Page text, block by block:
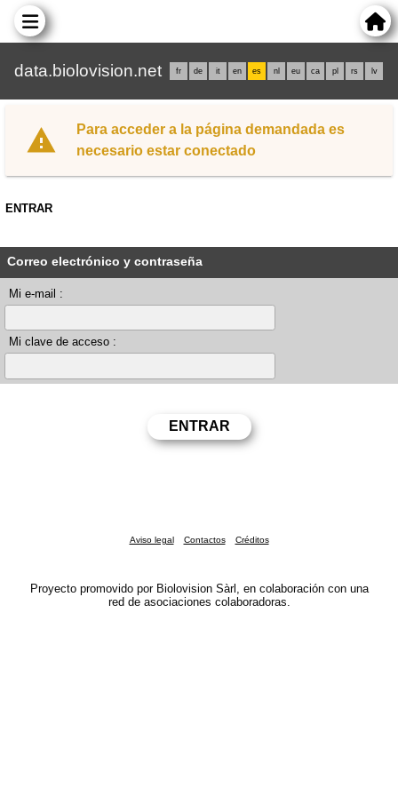
data.biolovision.net fr de it en es nl eu ca pl rs lv
Para acceder a la página demandada es
necesario estar conectado
ENTRAR
Correo electrónico y contraseña
Mi e-mail :
Mi clave de acceso :
Aviso legal Contactos Créditos
Proyecto promovido por Biolovision Sàrl, en colaboración con una
red de asociaciones colaboradoras.